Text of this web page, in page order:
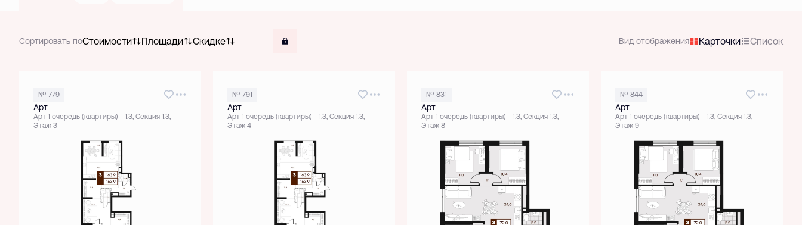
Сортировать поСтоимости Площади Скидке Вид отображения Карточки Список
№ 779
Арт
Арт 1 очередь (квартиры) - 1.3, Секция 1.3,
Этаж 3
№ 791
Арт
Арт 1 очередь (квартиры) - 1.3, Секция 1.3,
Этаж 4
№ 831
Арт
Арт 1 очередь (квартиры) - 1.3, Секция 1.3,
Этаж 8
№ 844
Арт
Арт 1 очередь (квартиры) - 1.3, Секция 1.3,
Этаж 9